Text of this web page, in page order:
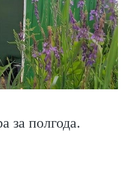
за полгода.